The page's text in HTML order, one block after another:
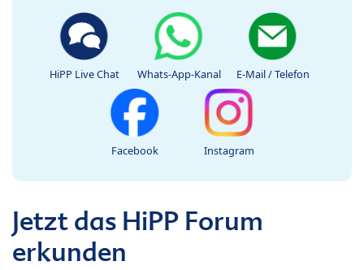
HiPP Live Chat Whats-App-Kanal E-Mail / Telefon
Facebook Instagram
Jetzt das HiPP Forum
erkunden